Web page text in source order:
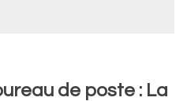
de poste : La